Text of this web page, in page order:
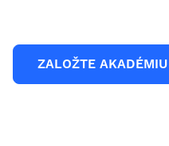
ZALOŽTE AKADÉMIU